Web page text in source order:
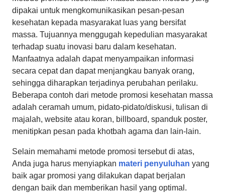
dipakai untuk mengkomunikasikan pesan-pesan
kesehatan kepada masyarakat luas yang bersifat
massa. Tujuannya menggugah kepedulian masyarakat
terhadap suatu inovasi baru dalam kesehatan.
Manfaatnya adalah dapat menyampaikan informasi
secara cepat dan dapat menjangkau banyak orang,
sehingga diharapkan terjadinya perubahan perilaku.
Beberapa contoh dari metode promosi kesehatan massa
adalah ceramah umum, pidato-pidato/diskusi, tulisan di
majalah, website atau koran, billboard, spanduk poster,
menitipkan pesan pada khotbah agama dan lain-lain.
Selain memahami metode promosi tersebut di atas,
Anda juga harus menyiapkan materi penyuluhan yang
baik agar promosi yang dilakukan dapat berjalan
dengan baik dan memberikan hasil yang optimal.